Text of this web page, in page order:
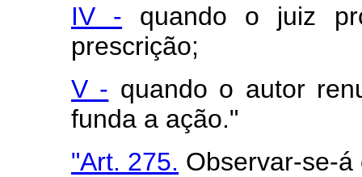
IV - quando o juiz
prescrição;
V - quando o autor
funda a ação."
"Art. 275. Observar-se-